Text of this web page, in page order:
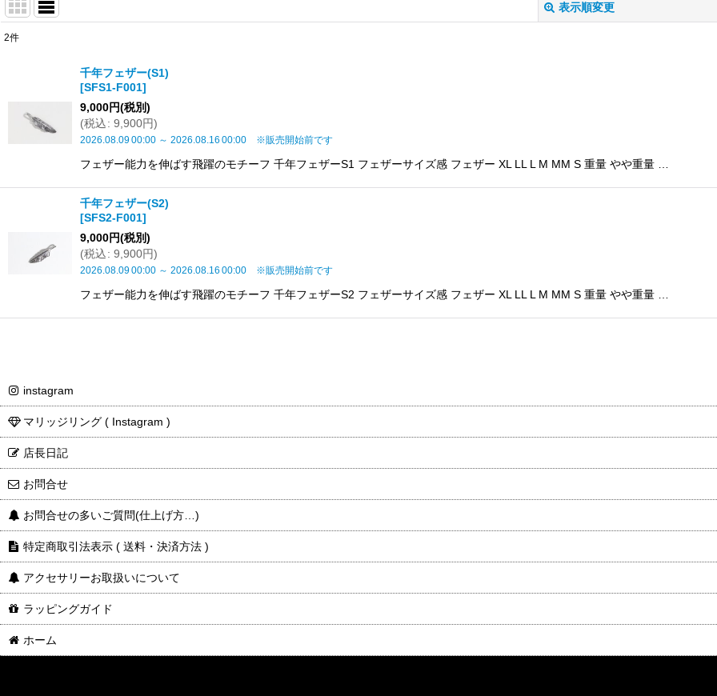
表示順変更
2件
千年フェザー(S1)
[SFS1-F001]
9,000円(税別)
(税込: 9,900円)
2026.08.0900:00 ～ 2026.08.16 00:00 ※販売開始前です
フェザー能力を伸ばす飛躍のモチーフ 千年フェザーS1 フェザーサイズ感 フェザー XL LL L M MM S 重量 やや重量 …
千年フェザー(S2)
[SFS2-F001]
9,000円(税別)
(税込: 9,900円)
2026.08.0900:00 ～ 2026.08.16 00:00 ※販売開始前です
フェザー能力を伸ばす飛躍のモチーフ 千年フェザーS2 フェザーサイズ感 フェザー XL LL L M MM S 重量 やや重量 …
instagram
マリッジリング ( Instagram )
店長日記
お問合せ
お問合せの多いご質問(仕上げ方…)
特定商取引法表示 ( 送料・決済方法 )
アクセサリーお取扱いについて
ラッピングガイド
ホーム